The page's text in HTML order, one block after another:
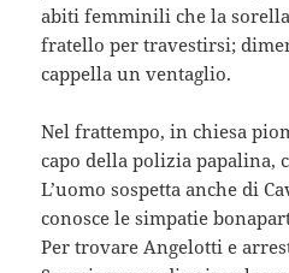
abiti femminili che la
fratello per travestirsi;
cappella un ventaglio.
Nel frattempo, in chiesa
capo della polizia papalina,
L’uomo sospetta anche di
conosce le simpatie
Per trovare Angelotti e